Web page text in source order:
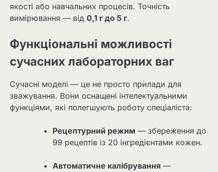
якості або навчальних процесів. Точність
вимірювання — від 0,1 г до 5 г.
Функціональні можливості
сучасних лабораторних ваг
Сучасні моделі — це не просто прилади для
зважування. Вони оснащені інтелектуальними
функціями, які полегшують роботу спеціаліста:
Рецептурний режим — збереження до
99 рецептів із 20 інгредієнтами кожен.
Автоматичне калібрування —